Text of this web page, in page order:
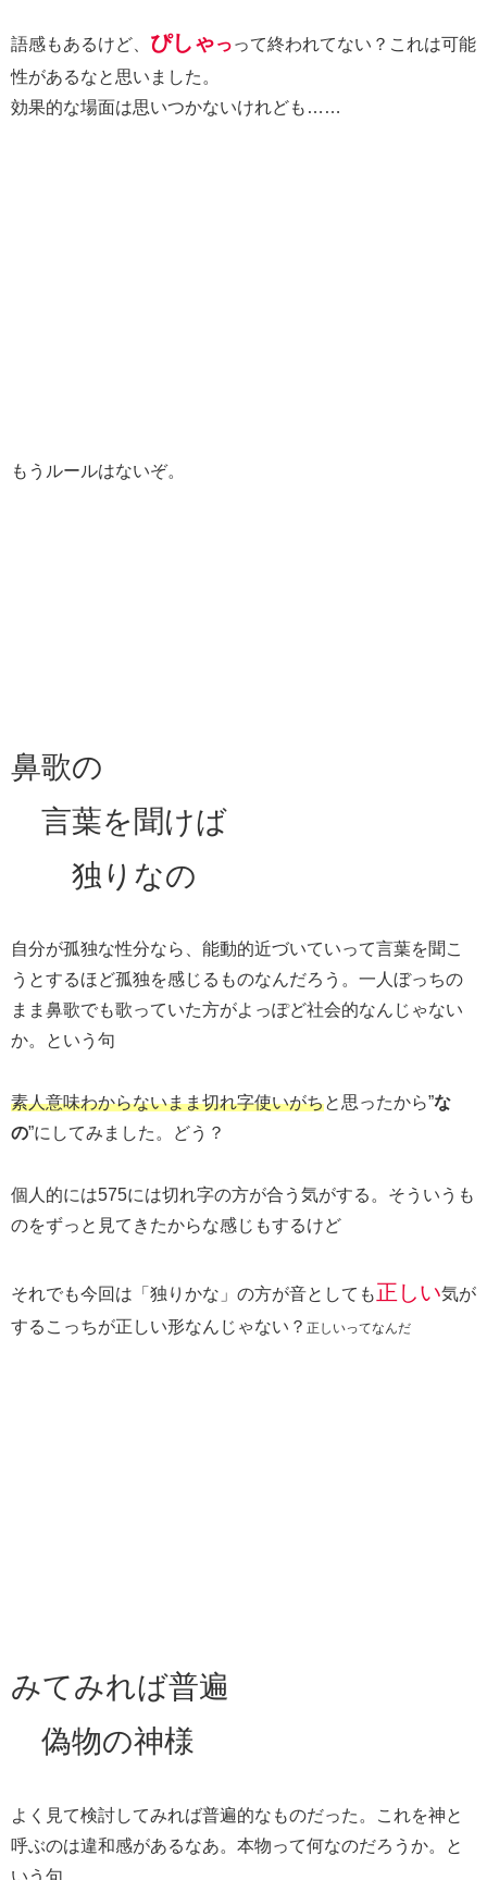
語感もあるけど、 ぴしゃっって終われてない？これは可能
性があるなと思いました。
効果的な場面は思いつかないけれども……
もうルールはないぞ。
鼻歌の
言葉を聞けば
独りなの
自分が孤独な性分なら、能動的近づいていって言葉を聞こ
うとするほど孤独を感じるものなんだろう。一人ぼっちの
まま鼻歌でも歌っていた方がよっぽど社会的なんじゃない
か。という句
素人意味わからないまま切れ字使いがちと思ったから”な
の”にしてみました。どう？
個人的には575には切れ字の方が合う気がする。そういうも
のをずっと見てきたからな感じもするけど
それでも今回は「独りかな」の方が音としても正しい気が
するこっちが正しい形なんじゃない？ 正しいってなんだ
みてみれば普遍
偽物の神様
よく見て検討してみれば普遍的なものだった。これを神と
呼ぶのは違和感があるなあ。本物って何なのだろうか。と